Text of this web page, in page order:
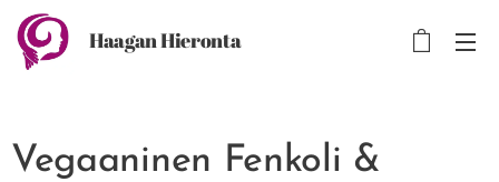
Haagan Hieronta
Vegaaninen Fenkoli &